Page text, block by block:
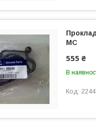
МС
555 ₴
В